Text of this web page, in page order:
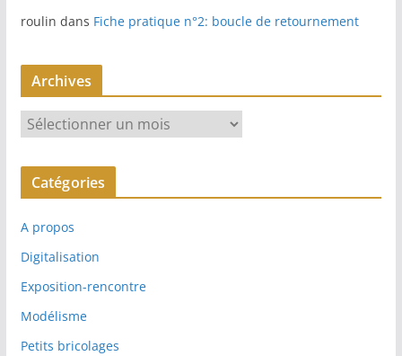
roulin dans Fiche pratique n°2: boucle de retournement
Archives
c
v
e
s
Catégories
A propos
Digitalisation
Exposition-rencontre
Modélisme
Petits bricolages